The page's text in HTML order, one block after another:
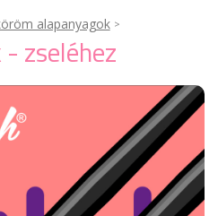
alapanyagok
- zseléhez